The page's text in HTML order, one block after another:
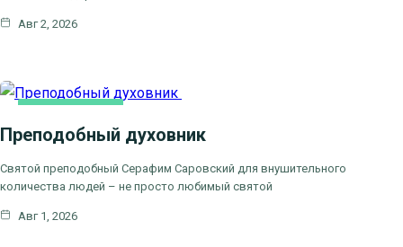
Авг 2, 2026
ЦЕРКОВНЫЕ
Преподобный духовник
Святой преподобный Серафим Саровский для внушительного
количества людей – не просто любимый святой
Авг 1, 2026